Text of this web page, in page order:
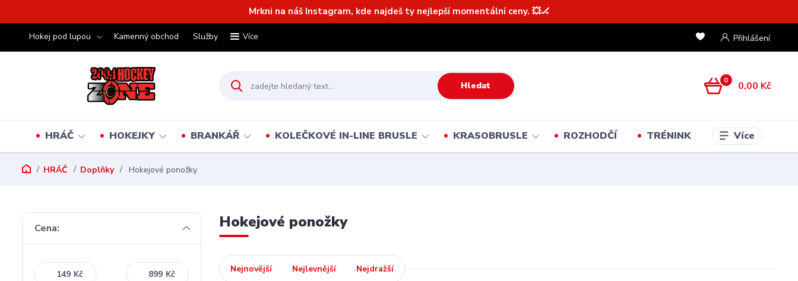
Mrkni na náš Instagram, kde najdeš ty nejlepší momentální ceny. 💥🏒
Hokej pod lupou Kamenný obchod Služby Více Přihlášení
Hledat 0 0,00 Kč
HRÁČ HOKEJKY BRANKÁŘ KOLEČKOVÉ IN-LINE BRUSLE KRASOBRUSLE ROZHODČÍ TRÉNINK Více
HRÁČ Doplňky Hokejové ponožky
Hokejové ponožky
Nejnovější Nejlevnější Nejdražší
Cena:
Kč Kč